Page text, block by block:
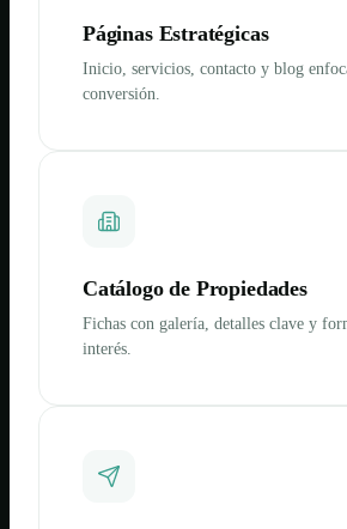
Páginas Estratégicas
Inicio, servicios, contacto y blog
conversión.
Catálogo de Propiedades
Fichas con galería, detalles clave y
interés.